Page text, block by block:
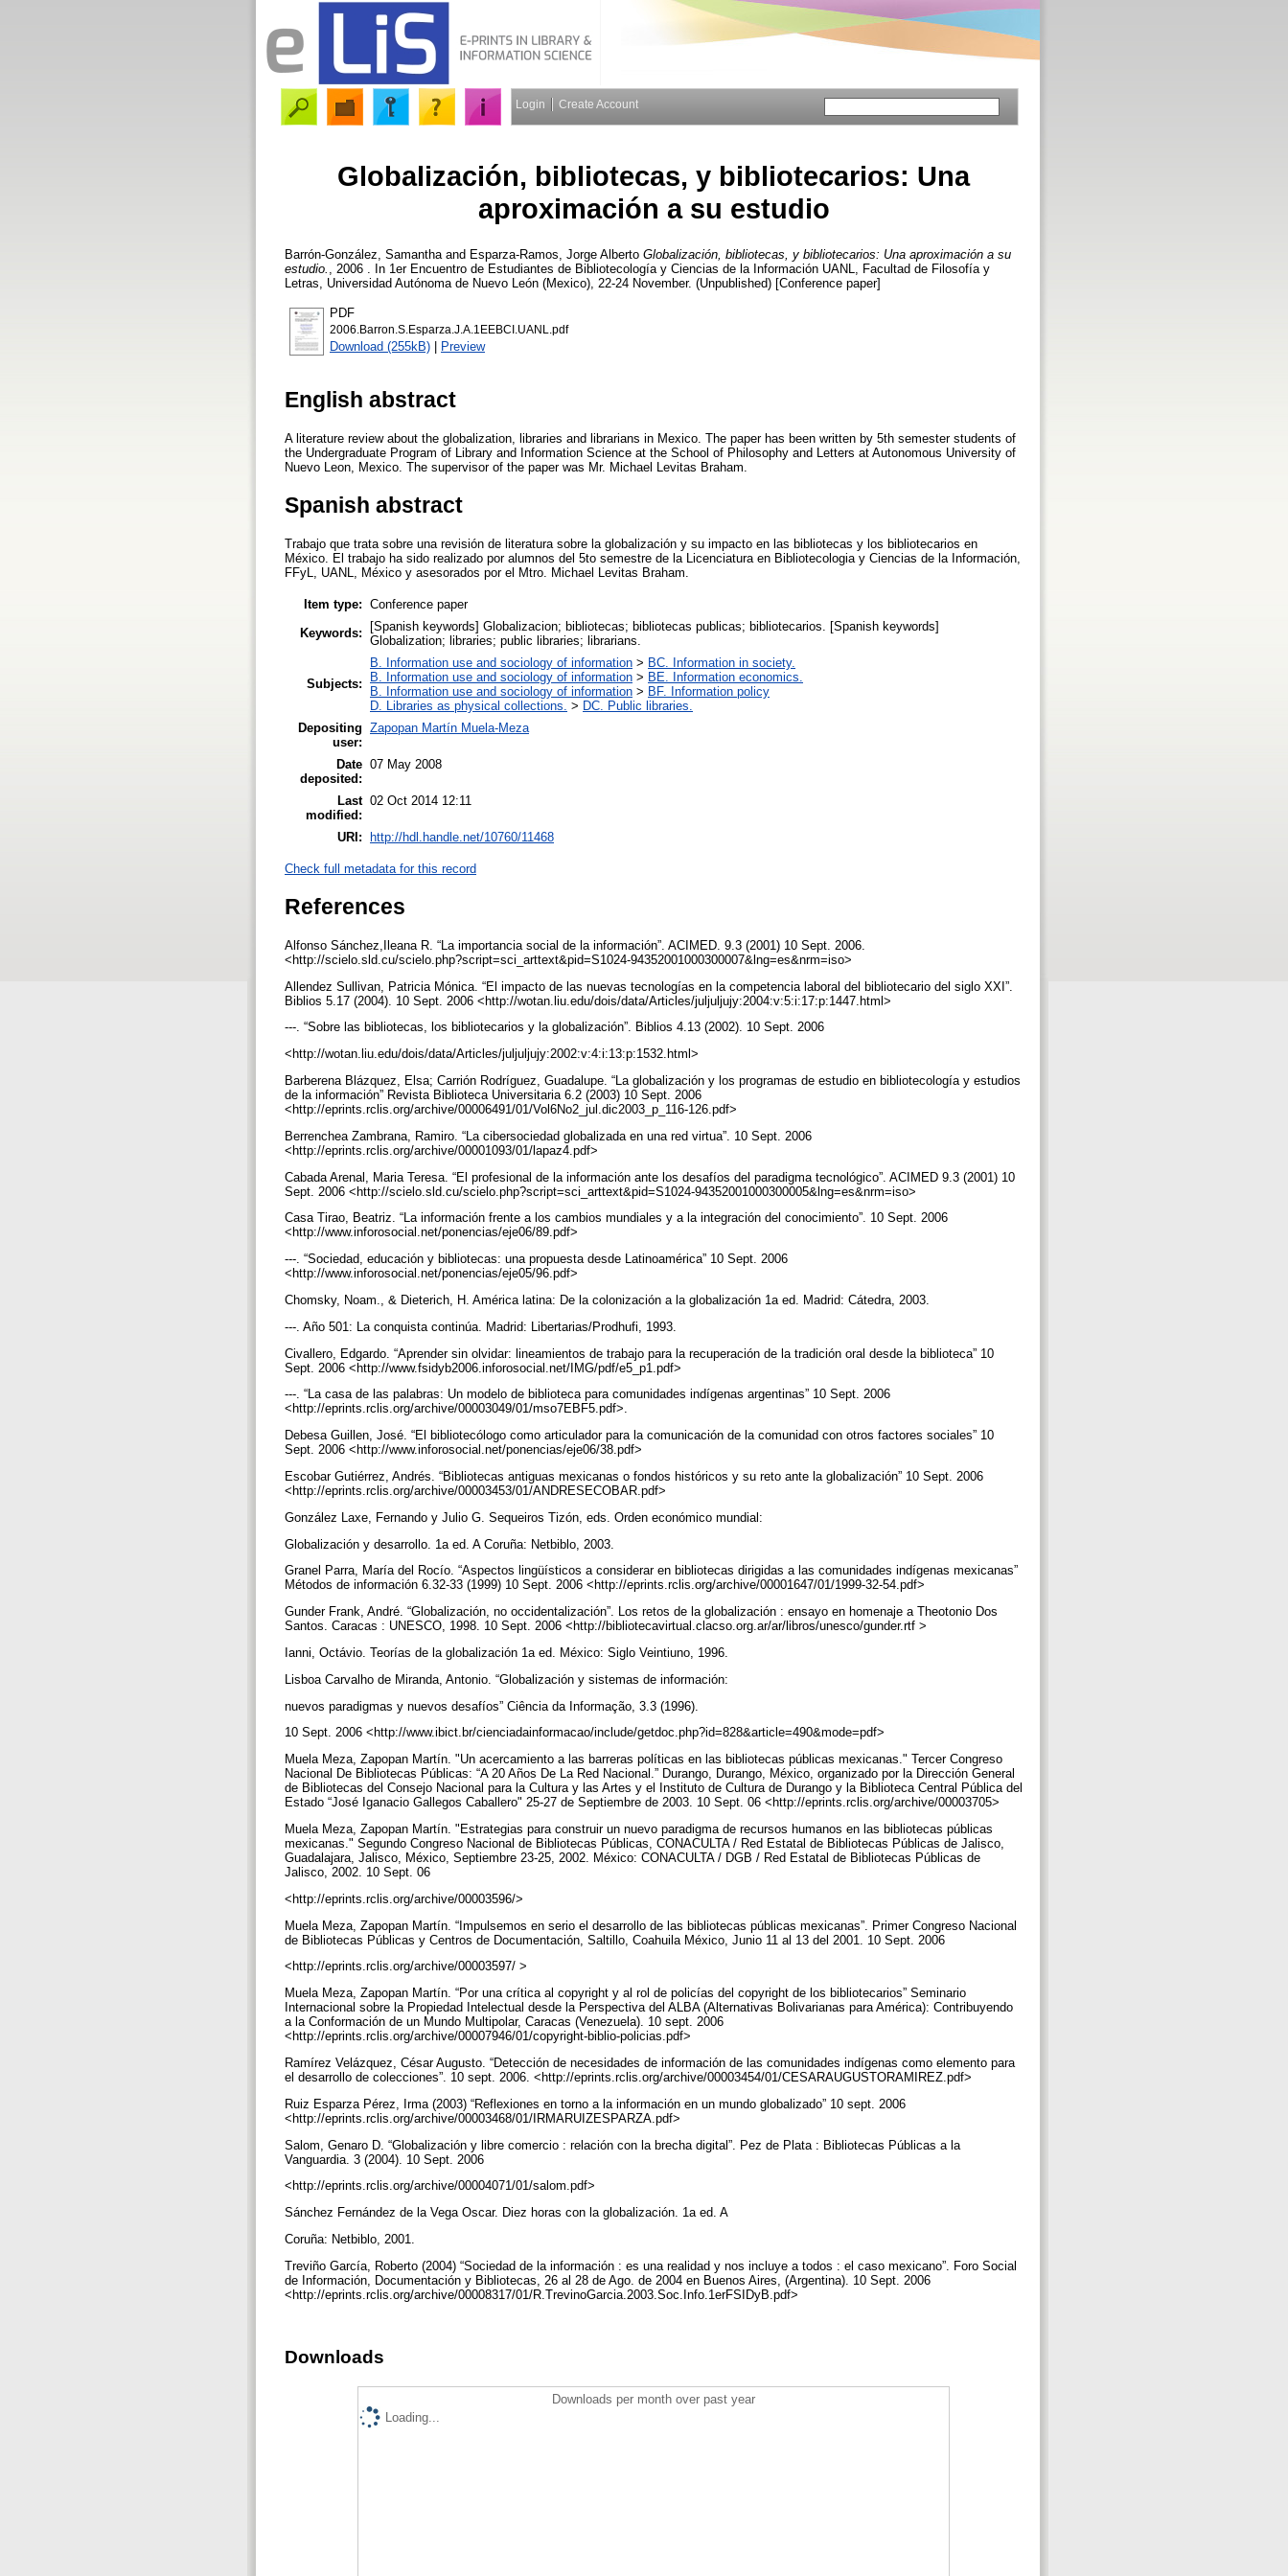
Login Create Account
Globalización, bibliotecas, y bibliotecarios: Una
aproximación a su estudio
Barrón-González, Samantha and Esparza-Ramos, Jorge Alberto Globalización, bibliotecas, y bibliotecarios: Una aproximación a su
estudio.
, 2006 . In 1er Encuentro de Estudiantes de Bibliotecología y Ciencias de la Información UANL, Facultad de Filosofía y
Letras, Universidad Autónoma de Nuevo León (Mexico), 22-24 November. (Unpublished) [Conference paper]
PDF
2006.Barron.S.Esparza.J.A.1EEBCI.UANL.pdf
Download (255kB) | Preview
English abstract
A literature review about the globalization, libraries and librarians in Mexico. The paper has been written by 5th semester students of
the Undergraduate Program of Library and Information Science at the School of Philosophy and Letters at Autonomous University of
Nuevo Leon, Mexico. The supervisor of the paper was Mr. Michael Levitas Braham.
Spanish abstract
Trabajo que trata sobre una revisión de literatura sobre la globalización y su impacto en las bibliotecas y los bibliotecarios en
México. El trabajo ha sido realizado por alumnos del 5to semestre de la Licenciatura en Bibliotecologia y Ciencias de la Información,
FFyL, UANL, México y asesorados por el Mtro. Michael Levitas Braham.
Item type: Conference paper
Keywords:
[Spanish keywords] Globalizacion; bibliotecas; bibliotecas publicas; bibliotecarios. [Spanish keywords]
Globalization; libraries; public libraries; librarians.
Subjects:
B. Information use and sociology of information > BC. Information in society.
B. Information use and sociology of information > BE. Information economics.
B. Information use and sociology of information > BF. Information policy
D. Libraries as physical collections. > DC. Public libraries.
Depositing
user:
Zapopan Martín Muela-Meza
Date
deposited:
07 May 2008
Last
modified:
02 Oct 2014 12:11
URI: http://hdl.handle.net/10760/11468
Check full metadata for this record
References
Alfonso Sánchez,Ileana R. “La importancia social de la información”. ACIMED. 9.3 (2001) 10 Sept. 2006.
<http://scielo.sld.cu/scielo.php?script=sci_arttext&pid=S1024-94352001000300007&lng=es&nrm=iso>
Allendez Sullivan, Patricia Mónica. “El impacto de las nuevas tecnologías en la competencia laboral del bibliotecario del siglo XXI”.
Biblios 5.17 (2004). 10 Sept. 2006 <http://wotan.liu.edu/dois/data/Articles/juljuljujy:2004:v:5:i:17:p:1447.html>
---. “Sobre las bibliotecas, los bibliotecarios y la globalización”. Biblios 4.13 (2002). 10 Sept. 2006
<http://wotan.liu.edu/dois/data/Articles/juljuljujy:2002:v:4:i:13:p:1532.html>
Barberena Blázquez, Elsa; Carrión Rodríguez, Guadalupe. “La globalización y los programas de estudio en bibliotecología y estudios
de la información” Revista Biblioteca Universitaria 6.2 (2003) 10 Sept. 2006
<http://eprints.rclis.org/archive/00006491/01/Vol6No2_jul.dic2003_p_116-126.pdf>
Berrenchea Zambrana, Ramiro. “La cibersociedad globalizada en una red virtua”. 10 Sept. 2006
<http://eprints.rclis.org/archive/00001093/01/lapaz4.pdf>
Cabada Arenal, Maria Teresa. “El profesional de la información ante los desafíos del paradigma tecnológico”. ACIMED 9.3 (2001) 10
Sept. 2006 <http://scielo.sld.cu/scielo.php?script=sci_arttext&pid=S1024-94352001000300005&lng=es&nrm=iso>
Casa Tirao, Beatriz. “La información frente a los cambios mundiales y a la integración del conocimiento”. 10 Sept. 2006
<http://www.inforosocial.net/ponencias/eje06/89.pdf>
---. “Sociedad, educación y bibliotecas: una propuesta desde Latinoamérica” 10 Sept. 2006
<http://www.inforosocial.net/ponencias/eje05/96.pdf>
Chomsky, Noam., & Dieterich, H. América latina: De la colonización a la globalización 1a ed. Madrid: Cátedra, 2003.
---. Año 501: La conquista continúa. Madrid: Libertarias/Prodhufi, 1993.
Civallero, Edgardo. “Aprender sin olvidar: lineamientos de trabajo para la recuperación de la tradición oral desde la biblioteca” 10
Sept. 2006 <http://www.fsidyb2006.inforosocial.net/IMG/pdf/e5_p1.pdf>
---. “La casa de las palabras: Un modelo de biblioteca para comunidades indígenas argentinas” 10 Sept. 2006
<http://eprints.rclis.org/archive/00003049/01/mso7EBF5.pdf>.
Debesa Guillen, José. “El bibliotecólogo como articulador para la comunicación de la comunidad con otros factores sociales” 10
Sept. 2006 <http://www.inforosocial.net/ponencias/eje06/38.pdf>
Escobar Gutiérrez, Andrés. “Bibliotecas antiguas mexicanas o fondos históricos y su reto ante la globalización” 10 Sept. 2006
<http://eprints.rclis.org/archive/00003453/01/ANDRESECOBAR.pdf>
González Laxe, Fernando y Julio G. Sequeiros Tizón, eds. Orden económico mundial:
Globalización y desarrollo. 1a ed. A Coruña: Netbiblo, 2003.
Granel Parra, María del Rocío. “Aspectos lingüísticos a considerar en bibliotecas dirigidas a las comunidades indígenas mexicanas”
Métodos de información 6.32-33 (1999) 10 Sept. 2006 <http://eprints.rclis.org/archive/00001647/01/1999-32-54.pdf>
Gunder Frank, André. “Globalización, no occidentalización”. Los retos de la globalización : ensayo en homenaje a Theotonio Dos
Santos. Caracas : UNESCO, 1998. 10 Sept. 2006 <http://bibliotecavirtual.clacso.org.ar/ar/libros/unesco/gunder.rtf >
Ianni, Octávio. Teorías de la globalización 1a ed. México: Siglo Veintiuno, 1996.
Lisboa Carvalho de Miranda, Antonio. “Globalización y sistemas de información:
nuevos paradigmas y nuevos desafíos” Ciência da Informação, 3.3 (1996).
10 Sept. 2006 <http://www.ibict.br/cienciadainformacao/include/getdoc.php?id=828&article=490&mode=pdf>
Muela Meza, Zapopan Martín. "Un acercamiento a las barreras políticas en las bibliotecas públicas mexicanas." Tercer Congreso
Nacional De Bibliotecas Públicas: “A 20 Años De La Red Nacional.” Durango, Durango, México, organizado por la Dirección General
de Bibliotecas del Consejo Nacional para la Cultura y las Artes y el Instituto de Cultura de Durango y la Biblioteca Central Pública del
Estado “José Iganacio Gallegos Caballero" 25-27 de Septiembre de 2003. 10 Sept. 06 <http://eprints.rclis.org/archive/00003705>
Muela Meza, Zapopan Martín. "Estrategias para construir un nuevo paradigma de recursos humanos en las bibliotecas públicas
mexicanas." Segundo Congreso Nacional de Bibliotecas Públicas, CONACULTA / Red Estatal de Bibliotecas Públicas de Jalisco,
Guadalajara, Jalisco, México, Septiembre 23-25, 2002. México: CONACULTA / DGB / Red Estatal de Bibliotecas Públicas de
Jalisco, 2002. 10 Sept. 06
<http://eprints.rclis.org/archive/00003596/>
Muela Meza, Zapopan Martín. “Impulsemos en serio el desarrollo de las bibliotecas públicas mexicanas”. Primer Congreso Nacional
de Bibliotecas Públicas y Centros de Documentación, Saltillo, Coahuila México, Junio 11 al 13 del 2001. 10 Sept. 2006
<http://eprints.rclis.org/archive/00003597/ >
Muela Meza, Zapopan Martín. “Por una crítica al copyright y al rol de policías del copyright de los bibliotecarios” Seminario
Internacional sobre la Propiedad Intelectual desde la Perspectiva del ALBA (Alternativas Bolivarianas para América): Contribuyendo
a la Conformación de un Mundo Multipolar, Caracas (Venezuela). 10 sept. 2006
<http://eprints.rclis.org/archive/00007946/01/copyright-biblio-policias.pdf>
Ramírez Velázquez, César Augusto. “Detección de necesidades de información de las comunidades indígenas como elemento para
el desarrollo de colecciones”. 10 sept. 2006. <http://eprints.rclis.org/archive/00003454/01/CESARAUGUSTORAMIREZ.pdf>
Ruiz Esparza Pérez, Irma (2003) “Reflexiones en torno a la información en un mundo globalizado” 10 sept. 2006
<http://eprints.rclis.org/archive/00003468/01/IRMARUIZESPARZA.pdf>
Salom, Genaro D. “Globalización y libre comercio : relación con la brecha digital”. Pez de Plata : Bibliotecas Públicas a la
Vanguardia. 3 (2004). 10 Sept. 2006
<http://eprints.rclis.org/archive/00004071/01/salom.pdf>
Sánchez Fernández de la Vega Oscar. Diez horas con la globalización. 1a ed. A
Coruña: Netbiblo, 2001.
Treviño García, Roberto (2004) “Sociedad de la información : es una realidad y nos incluye a todos : el caso mexicano”. Foro Social
de Información, Documentación y Bibliotecas, 26 al 28 de Ago. de 2004 en Buenos Aires, (Argentina). 10 Sept. 2006
<http://eprints.rclis.org/archive/00008317/01/R.TrevinoGarcia.2003.Soc.Info.1erFSIDyB.pdf>
Downloads
Downloads per month over past year
Loading...